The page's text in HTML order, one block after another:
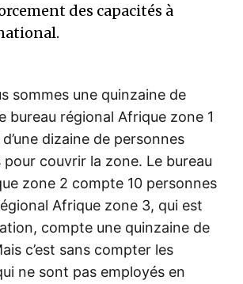
des capacités à
sommes une quinzaine de
bureau régional Afrique zone 1
dizaine de personnes
couvrir la zone. Le bureau
zone 2 compte 10 personnes
Afrique zone 3, qui est
compte une quinzaine de
c’est sans compter les
ne sont pas employés en